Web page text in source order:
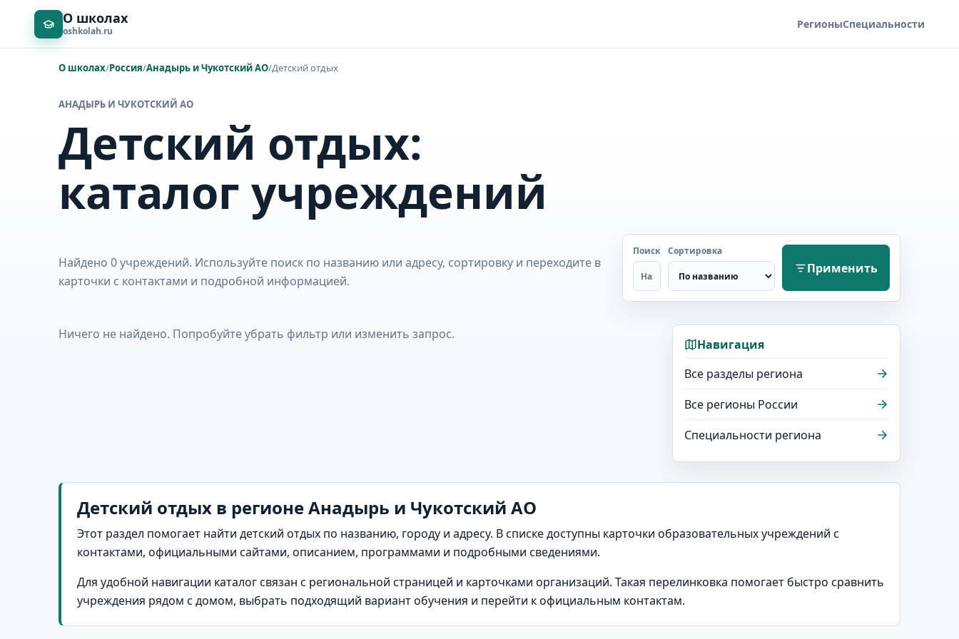
О школах
oshkolah.ru РегионыСпециальности
О школах/Россия/Анадырь и Чукотский АО/Детский отдых
АНАДЫРЬ И ЧУКОТСКИЙ АО
Детский отдых:
каталог учреждений
Найдено 0 учреждений. Используйте поиск по названию или адресу, сортировку и переходите в
карточки с контактами и подробной информацией.
Поиск Сортировка
Применить
Ничего не найдено. Попробуйте убрать фильтр или изменить запрос.
Навигация
Все разделы региона
Все регионы России
Специальности региона
Детский отдых в регионе Анадырь и Чукотский АО
Этот раздел помогает найти детский отдых по названию, городу и адресу. В списке доступны карточки образовательных учреждений с
контактами, официальными сайтами, описанием, программами и подробными сведениями.
Для удобной навигации каталог связан с региональной страницей и карточками организаций. Такая перелинковка помогает быстро сравнить
учреждения рядом с домом, выбрать подходящий вариант обучения и перейти к официальным контактам.